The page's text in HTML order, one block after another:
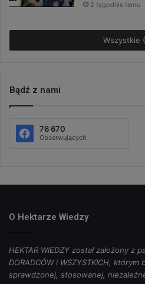
2 tygodnie temu
Wszystkie
Bądź z nami
76 670
Obserwujących
O Hektarze Wiedzy
HEKTAR WIEDZY został założony z
DORADCÓW i WSZYSTKICH,
sprawdzonej, stosowanej,